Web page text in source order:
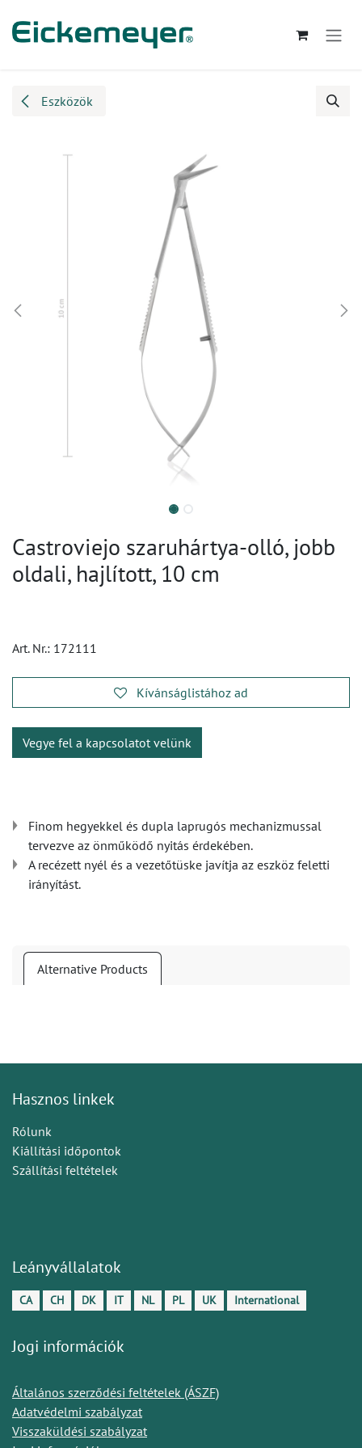
Eszközök
Castroviejo szaruhártya-olló, jobb
oldali, hajlított, 10 cm
Art. Nr.: 172111
Kívánságlistához ad
Vegye fel a kapcsolatot velünk
Finom hegyekkel és dupla laprugós mechanizmussal
tervezve az önműködő nyitás érdekében.
A recézett nyél és a vezetőtüske javítja az eszköz feletti
irányítást.
Alternative Products
Hasznos linkek
Rólunk
Kiállítási időpontok
Szállítási feltételek
Leányvállalatok
CA CH DK IT NL PL UK International
Jogi információk
Általános szerződési feltételek (ÁSZF)
Adatvédelmi szabályzat
Visszaküldési szabályzat